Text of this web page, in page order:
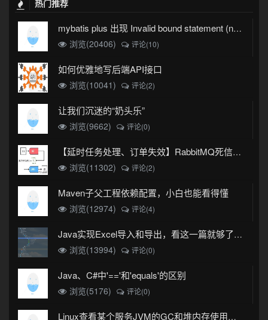
热门推荐
mybatis plus 出现 Invalid bound statement (not found)
浏览(20406)
评论(10)
如何优雅地写后端API接口
浏览(10041) 评论(2)
让我们沉迷的“奶头乐”
浏览(9662) 评论(0)
【延时任务处理、订单失效】RabbitMQ死信队列实现
浏览(11302)
评论(2)
Maven子父工程依赖配置，小白也能看得懂
浏览(12974) 评论(4)
Java实现Excel导入和导出，看这一篇就够了(珍藏版)
浏览(13994)
评论(0)
Java、C#中'=='和'equals'的区别
浏览(5176) 评论(0)
Linux查看某个服务JVM的GC和堆内存使用情况